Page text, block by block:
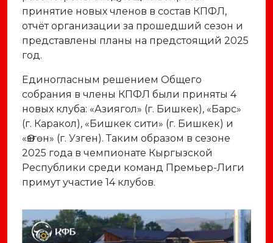
принятие новых членов в состав КПФЛ,
отчёт организации за прошедший сезон и
представлены планы на предстоящий 2025
год.
Единогласным решением Общего
собрания в члены КПФЛ были приняты 4
новых клуба: «Азиягол» (г. Бишкек), «Барс»
(г. Каракол), «Бишкек сити» (г. Бишкек) и
«Өзгөн» (г. Узген). Таким образом в сезоне
2025 года в чемпионате Кыргызской
Республики среди команд Премьер-Лиги
примут участие 14 клубов.